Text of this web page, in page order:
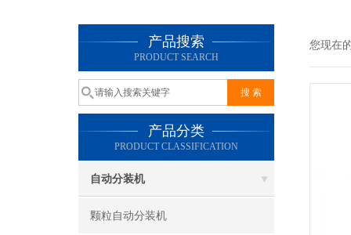
产品搜索
PRODUCT SEARCH
产品分类
PRODUCT CLASSIFICATION
自动分装机
颗粒自动分装机
您现在